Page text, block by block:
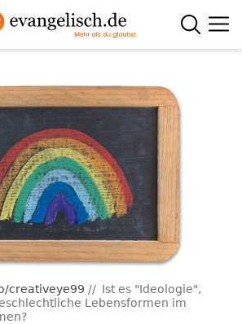
creativeye99
Ist es "Ideologie",
Lebensformen im